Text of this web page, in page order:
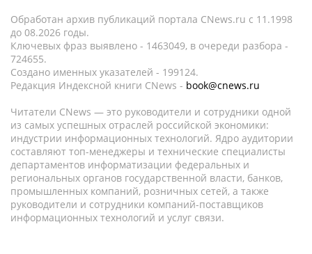
Обработан архив публикаций портала CNews.ru c 11.1998
до 08.2026 годы.
Ключевых фраз выявлено - 1463049, в очереди разбора -
724655.
Создано именных указателей - 199124.
Редакция Индексной книги CNews - book@cnews.ru
Читатели CNews — это руководители и сотрудники одной
из самых успешных отраслей российской экономики:
индустрии информационных технологий. Ядро аудитории
составляют топ-менеджеры и технические специалисты
департаментов информатизации федеральных и
региональных органов государственной власти, банков,
промышленных компаний, розничных сетей, а также
руководители и сотрудники компаний-поставщиков
информационных технологий и услуг связи.